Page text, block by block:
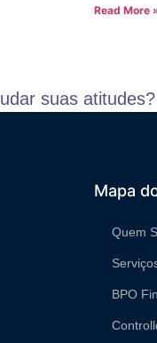
Read More
suas atitudes?
Mapa
Quem
BPO